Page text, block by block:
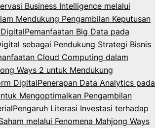
Business Intelligence melalui
Mendukung Pengambilan Keputusan
Pemanfaatan Big Data pada
sebagai Pendukung Strategi Bisnis
Cloud Computing dalam
Ways 2 untuk Mendukung
DigitalPenerapan Data Analytics pada
Mengoptimalkan Pengambilan
Pengaruh Literasi Investasi terhadap
melalui Fenomena Mahjong Ways